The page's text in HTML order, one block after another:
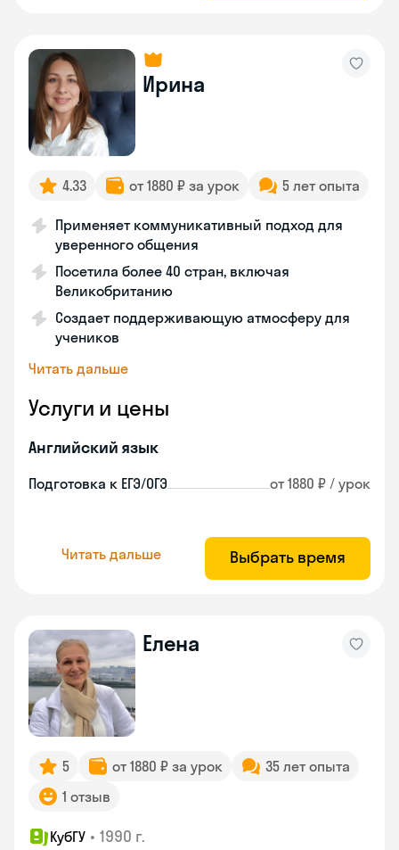
Ирина
4.33 от 1880 ₽ за урок 5 лет опыта
Применяет коммуникативный подход для
уверенного общения
Посетила более 40 стран, включая
Великобританию
Создает поддерживающую атмосферу для
учеников
Читать дальше
Услуги и цены
Английский язык
Подготовка к ЕГЭ/ОГЭ от 1880 ₽ / урок
Читать дальше Выбрать время
Елена
5 от 1880 ₽ за урок
35 лет опыта
1 отзыв
КубГУ • 1990 г.